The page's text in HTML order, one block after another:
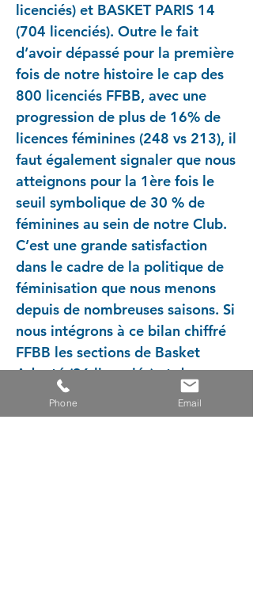
licenciés) et BASKET PARIS 14
(704 licenciés). Outre le fait
d’avoir dépassé pour la première
fois de notre histoire le cap des
800 licenciés FFBB, avec une
progression de plus de 16% de
licences féminines (248 vs 213), il
faut également signaler que nous
atteignons pour la 1ère fois le
seuil symbolique de 30 % de
féminines au sein de notre Club.
C’est une grande satisfaction
dans le cadre de la politique de
féminisation que nous menons
depuis de nombreuses saisons. Si
nous intégrons à ce bilan chiffré
FFBB les sections de Basket
Adapté (36 licenciés) et de
Basket Fauteuil (14 licenciés)
ouvertes récemment, l’Entente
Phone Email